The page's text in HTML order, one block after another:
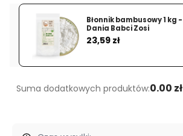
Dania
Błonnik bambusowy 1 kg -
Dania Babci Zosi
Cena
23,59 zł
Suma dodatkowych produktów:0.00 zł